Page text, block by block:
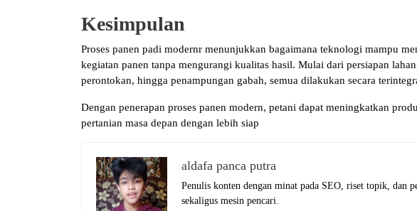
Kesimpulan
Proses panen padi modernr menunjukkan bagaimana teknologi mampu
kegiatan panen tanpa mengurangi kualitas hasil. Mulai dari persiapan
perontokan, hingga penampungan gabah, semua dilakukan secara
Dengan penerapan proses panen modern, petani dapat meningkatkan
pertanian masa depan dengan lebih siap
aldafa panca putra
Penulis konten dengan minat pada SEO, riset topik, dan
sekaligus mesin pencari.